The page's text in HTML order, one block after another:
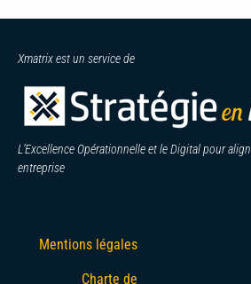
Xmatrix est un service de
L’Excellence Opérationnelle et le Digital pour
entreprise
Mentions légales
Charte de